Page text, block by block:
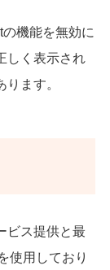
機能を無効に
しく表示され
ます。
ビス提供と最
使用しており